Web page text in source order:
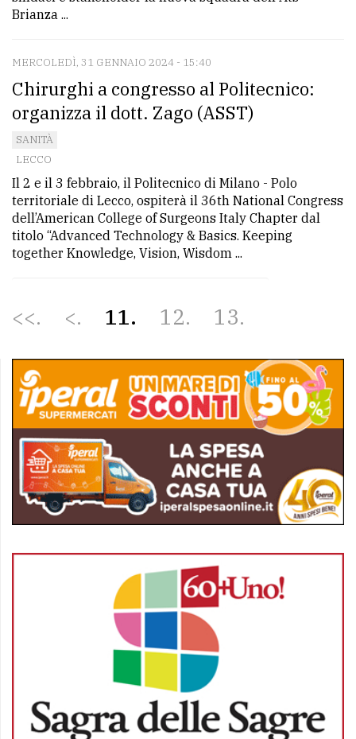
Brianza ...
MERCOLEDÌ, 31 GENNAIO 2024 - 15:40
Chirurghi a congresso al Politecnico:
organizza il dott. Zago (ASST)
SANITÀ
LECCO
Il 2 e il 3 febbraio, il Politecnico di Milano - Polo
territoriale di Lecco, ospiterà il 36th National Congress
dell’American College of Surgeons Italy Chapter dal
titolo “Advanced Technology & Basics. Keeping
together Knowledge, Vision, Wisdom ...
<< < 11 12 13